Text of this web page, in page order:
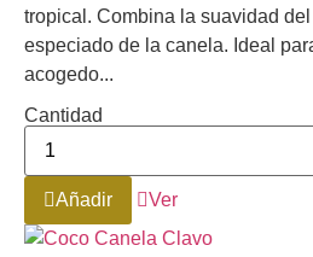
tropical. Combina la suavidad
especiado de la canela. Ideal
acogedo...
Cantidad
Añadir Ver